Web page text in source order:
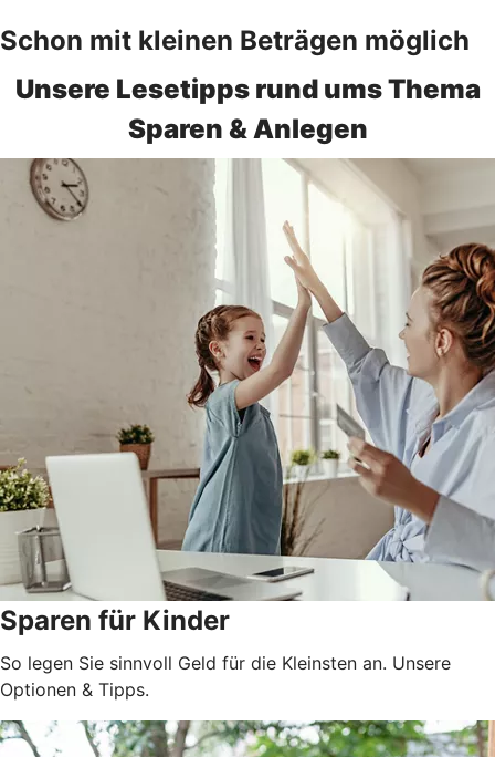
Schon mit kleinen Beträgen möglich
Unsere Lesetipps rund ums Thema
Sparen & Anlegen
Sparen für Kinder
So legen Sie sinnvoll Geld für die Kleinsten an. Unsere
Optionen & Tipps.